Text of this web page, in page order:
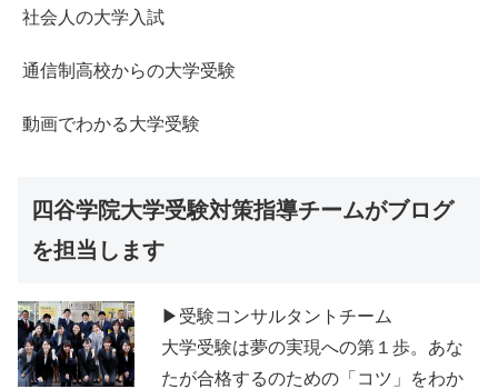
社会人の大学入試
通信制高校からの大学受験
動画でわかる大学受験
四谷学院大学受験対策指導チームがブログ
を担当します
▶受験コンサルタントチーム
大学受験は夢の実現への第１歩。あな
たが合格するのための「コツ」をわか